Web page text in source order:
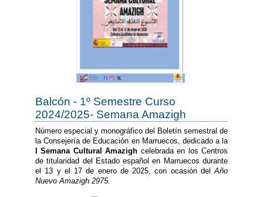
Balcón - 1º Semestre Curso
2024/2025- Semana Amazigh
Número especial y monográfico del Boletín semestral de
la Consejería de Educación en Marruecos, dedicado a la
I Semana Cultural Amazigh celebrada en los Centros
de titularidad del Estado español en Marruecos durante
el 13 y el 17 de enero de 2025, con ocasión del Año
Nuevo Amazigh 2975.